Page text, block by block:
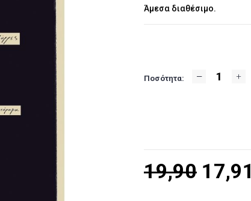
Άμεσα διαθέσιμο.
Ποσότητα:
19,90 17,91